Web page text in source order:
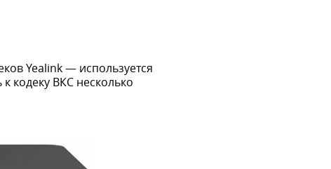
Yealink — используется
кодеку ВКС несколько